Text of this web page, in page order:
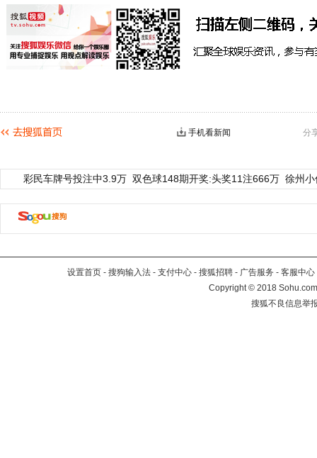
分
手机看新闻
彩民车牌号投注中3.9万 双色球148期开奖:头奖11注666万 徐州
设置首页 - 搜狗输入法 - 支付中心 - 搜狐招聘 - 广告服务 - 客服中心
Copyright©2018
搜狐不良信息举